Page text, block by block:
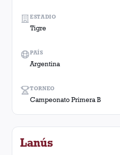
TORNEO
Campeonato Primera B
ESTADIO
Tigre
PAÍS
Argentina
Lanús